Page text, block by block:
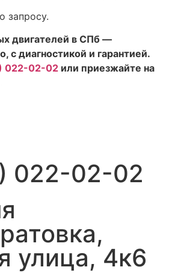
запросу.
двигателей в СПб —
с диагностикой и гарантией.
022-02-02 или приезжайте на
022-02-02
улица, 4к6